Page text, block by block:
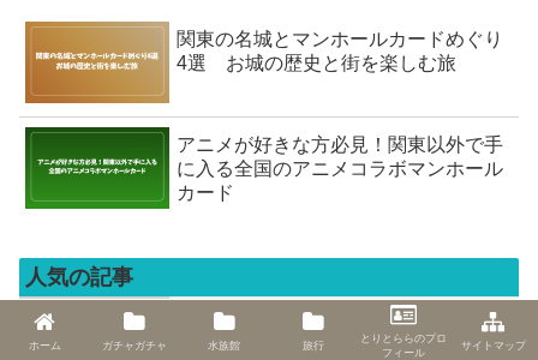
関東の名城とマンホールカードめぐり
4選 お城の歴史と街を楽しむ旅
アニメが好きな方必見！関東以外で手
に入る全国のアニメコラボマンホール
カード
人気の記事
ホーム ガチャガチャ 水族館 旅行
とりとららのプロ
フィール
サイトマップ